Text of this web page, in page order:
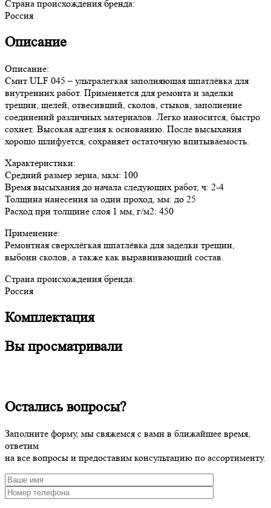
Страна происхождения бренда:
Россия
Описание
Описание:
Смит ULF 045 – ультралегкая заполняющая шпатлёвка для
внутренних работ. Применяется для ремонта и заделки
трещин, щелей, отвесивший, сколов, стыков, заполнение
соединений различных материалов. Легко наносится, быстро
сохнет. Высокая адгезия к основанию. После высыхания
хорошо шлифуется, сохраняет остаточную впитываемость.
Характеристики:
Средний размер зерна, мкм: 100
Время высыхания до начала следующих работ, ч: 2-4
Толщина нанесения за один проход, мм: до 25
Расход при толщине слоя 1 мм, г/м2: 450
Применение:
Ремонтная сверхлёгкая шпатлёвка для заделки трещин,
выбоин сколов, а также как выравнивающий состав.
Страна происхождения бренда:
Россия
Комплектация
Вы просматривали
Остались вопросы?
Заполните форму, мы свяжемся с вами в ближайшее время,
ответим
на все вопросы и предоставим консультацию по ассортименту.